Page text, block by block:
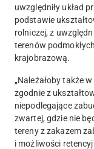
uwzględniły układ
podstawie
rolniczej, z
terenów
krajobrazową.
„Należałoby także
zgodnie z
niepodlegające
zwartej, gdzie nie
tereny z zakazem
i możliwości